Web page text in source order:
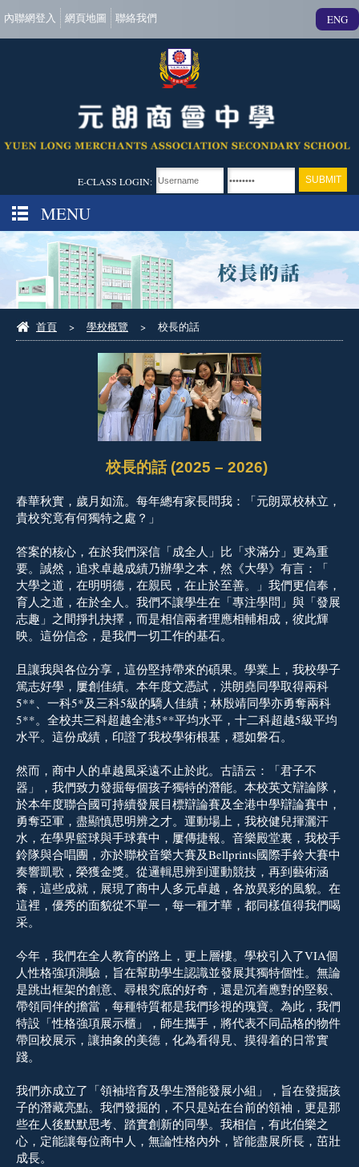
內聯網登入 網頁地圖 聯絡我們 ENG
E-CLASS LOGIN:
MENU
首頁 > 學校概覽 > 校長的話
校長的話 (2025 – 2026)
春華秋實，歲月如流。每年總有家長問我：「元朗眾校林立，
貴校究竟有何獨特之處？」
答案的核心，在於我們深信「成全人」比「求滿分」更為重
要。誠然，追求卓越成績乃辦學之本，然《大學》有言：「
大學之道，在明明德，在親民，在止於至善。」我們更信奉，
育人之道，在於全人。我們不讓學生在「專注學問」與「發展
志趣」之間掙扎抉擇，而是相信兩者理應相輔相成，彼此輝
映。這份信念，是我們一切工作的基石。
且讓我與各位分享，這份堅持帶來的碩果。學業上，我校學子
篤志好學，屢創佳績。本年度文憑試，洪朗堯同學取得兩科
5**、一科5*及三科5級的驕人佳績；林殷靖同學亦勇奪兩科
5**。全校共三科超越全港5**平均水平，十二科超越5級平均
水平。這份成績，印證了我校學術根基，穩如磐石。
然而，商中人的卓越風采遠不止於此。古語云：「君子不
器」，我們致力發掘每個孩子獨特的潛能。本校英文辯論隊，
於本年度聯合國可持續發展目標辯論賽及全港中學辯論賽中，
勇奪亞軍，盡顯慎思明辨之才。運動場上，我校健兒揮灑汗
水，在學界籃球與手球賽中，屢傳捷報。音樂殿堂裏，我校手
鈴隊與合唱團，亦於聯校音樂大賽及Bellprints國際手鈴大賽中
奏響凱歌，榮獲金獎。從邏輯思辨到運動競技，再到藝術涵
養，這些成就，展現了商中人多元卓越，各放異彩的風貌。在
這裡，優秀的面貌從不單一，每一種才華，都同樣值得我們喝
采。
今年，我們在全人教育的路上，更上層樓。學校引入了VIA個
人性格強項測驗，旨在幫助學生認識並發展其獨特個性。無論
是跳出框架的創意、尋根究底的好奇，還是沉着應對的堅毅、
帶領同伴的擔當，每種特質都是我們珍視的瑰寶。為此，我們
特設「性格強項展示櫃」，師生攜手，將代表不同品格的物件
帶回校展示，讓抽象的美德，化為看得見、摸得着的日常實
踐。
我們亦成立了「領袖培育及學生潛能發展小組」，旨在發掘孩
子的潛藏亮點。我們發掘的，不只是站在台前的領袖，更是那
些在人後默默思考、踏實創新的同學。我相信，有此伯樂之
心，定能讓每位商中人，無論性格內外，皆能盡展所長，茁壯
成長。